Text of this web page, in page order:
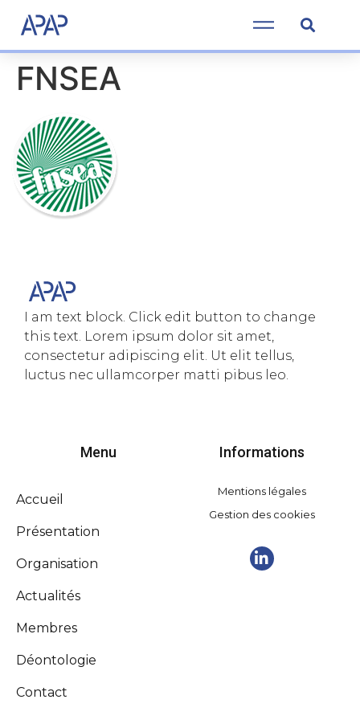
FNSEA
I am text block. Click edit button to change
this text. Lorem ipsum dolor sit amet,
consectetur adipiscing elit. Ut elit tellus,
luctus nec ullamcorper matti pibus leo.
Menu
Accueil
Présentation
Organisation
Actualités
Membres
Déontologie
Contact
Informations
Mentions légales
Gestion des cookies